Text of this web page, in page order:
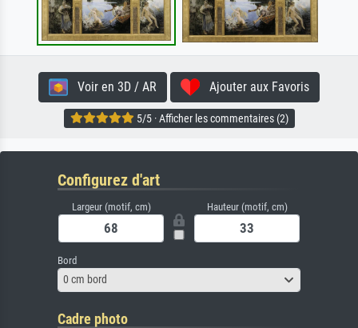
Voir en 3D / AR Ajouter aux Favoris
5/5 · Afficher les commentaires (2)
Configurez d'art
Largeur (motif, cm) Hauteur (motif, cm)
Bord
0 cm bord
Cadre photo